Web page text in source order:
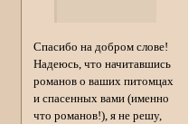
Спасибо на добром слове!
Надеюсь, что начитавшись
романов о ваших питомцах
и спасенных вами (именно
что романов!), я не решу,